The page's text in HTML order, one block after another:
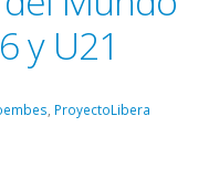
y U21
ProyectoLibera